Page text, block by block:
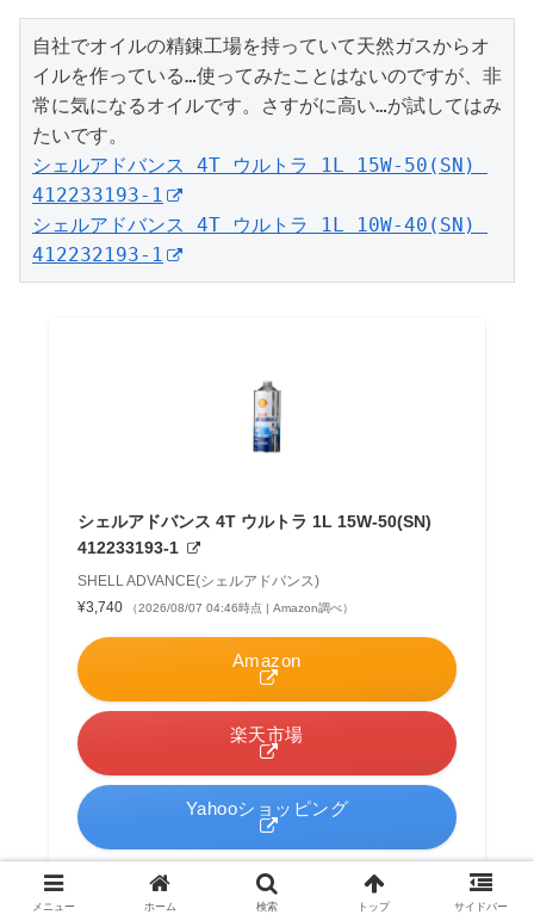
自社でオイルの精錬工場を持っていて天然ガスからオ
イルを作っている…使ってみたことはないのですが、非
常に気になるオイルです。さすがに高い…が試してはみ
シェルアドバンス 4T ウルトラ 1L 15W-50(SN)
412233193-1
シェルアドバンス 4T ウルトラ 1L 10W-40(SN)
412232193-1
シェルアドバンス 4T ウルトラ 1L 15W-50(SN)
412233193-1
SHELL ADVANCE(シェルアドバンス)
¥3,740
（2026/08/07 04:46時点 | Amazon調べ）
Amazon
楽天市場
Yahooショッピング
メニュー ホーム 検索 トップ サイドバー